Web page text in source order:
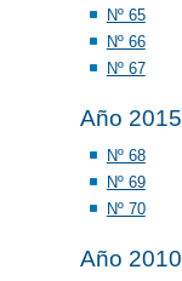
Nº 65
Nº 66
Nº 67
Año 2015
Nº 68
Nº 69
Nº 70
Año 2010